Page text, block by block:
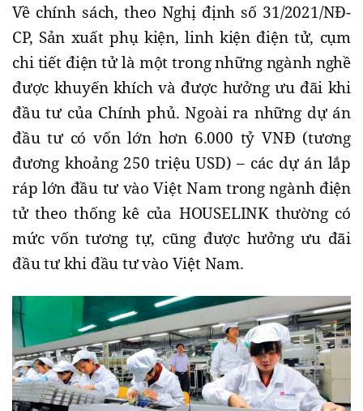
Về chính sách, theo Nghị định số 31/2021/NĐ-
CP, Sản xuất phụ kiện, linh kiện điện tử, cụm
chi tiết điện tử là một trong những ngành nghề
được khuyến khích và được hưởng ưu đãi khi
đầu tư của Chính phủ. Ngoài ra những dự án
đầu tư có vốn lớn hơn 6.000 tỷ VNĐ (tương
đương khoảng 250 triệu USD) – các dự án lắp
ráp lớn đầu tư vào Việt Nam trong ngành điện
tử theo thống kê của HOUSELINK thường có
mức vốn tương tự, cũng được hưởng ưu đãi
đầu tư khi đầu tư vào Việt Nam.